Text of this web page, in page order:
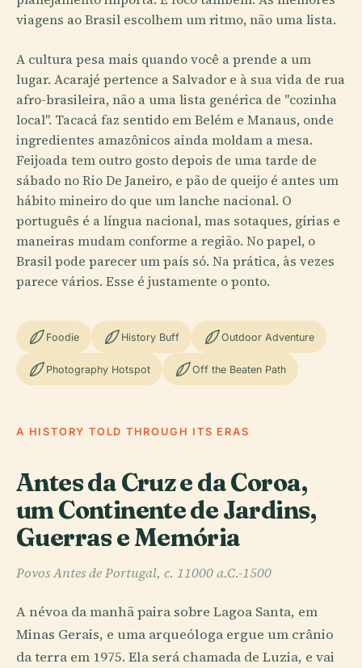
viagens ao Brasil escolhem um ritmo, não uma lista.
A cultura pesa mais quando você a prende a um
lugar. Acarajé pertence a Salvador e à sua vida de rua
afro-brasileira, não a uma lista genérica de "cozinha
local". Tacacá faz sentido em Belém e Manaus, onde
ingredientes amazônicos ainda moldam a mesa.
Feijoada tem outro gosto depois de uma tarde de
sábado no Rio De Janeiro, e pão de queijo é antes um
hábito mineiro do que um lanche nacional. O
português é a língua nacional, mas sotaques, gírias e
maneiras mudam conforme a região. No papel, o
Brasil pode parecer um país só. Na prática, às vezes
parece vários. Esse é justamente o ponto.
Foodie History Buff Outdoor Adventure
Photography Hotspot Off the Beaten Path
A HISTORY TOLD THROUGH ITS ERAS
Antes da Cruz e da Coroa,
um Continente de Jardins,
Guerras e Memória
Povos Antes de Portugal, c. 11000 a.C.-1500
A névoa da manhã paira sobre Lagoa Santa, em
Minas Gerais, e uma arqueóloga ergue um crânio
da terra em 1975. Ela será chamada de Luzia, e vai